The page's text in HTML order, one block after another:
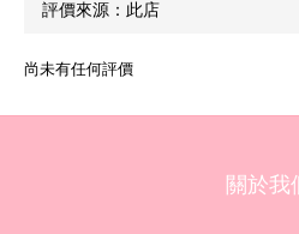
尚未有任何評價
關於我